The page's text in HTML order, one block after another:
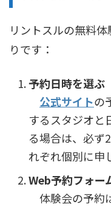
リントスルの無料
りです：
予約日時を選ぶ
公式サイトの
するスタジオと
る場合は、必ず
れぞれ個別に申
Web予約フォー
体験会の予約